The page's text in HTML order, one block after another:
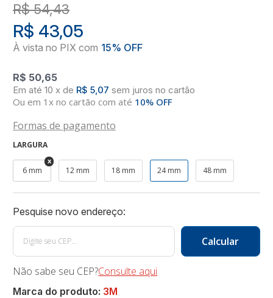
R$ 54,43
R$ 50,65
R$ 43,05
10 x de R$ 5,07 sem juros no cartão
Ou em 1x no cartão com até 10% OFF
Formas de pagamento
LARGURA
6 mm 12 mm 18 mm 24 mm 48 mm
Não sabe seu CEP?Consulte aqui
Marca do produto: 3M